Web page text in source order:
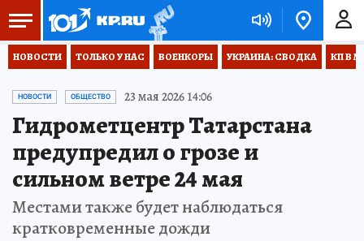
НОВОСТИ ТОЛЬКО У НАС ВОЕНКОРЫ УКРАИНА: СВОДКА КП В
НОВОСТИ ОБЩЕСТВО 23 мая 2026 14:06
Гидрометцентр Татарстана
предупредил о грозе и
сильном ветре 24 мая
Местами также будет наблюдаться
кратковременные дожди